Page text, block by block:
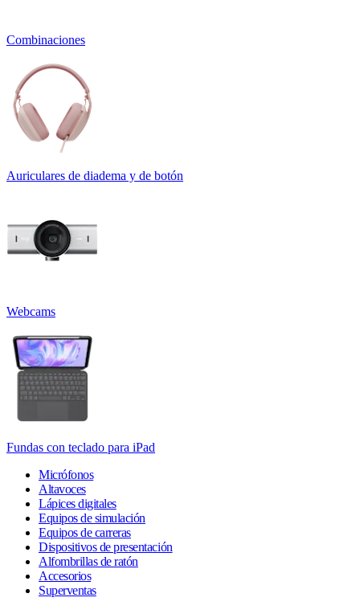
Combinaciones
Auriculares de diadema y de botón
Webcams
Fundas con teclado para iPad
Micrófonos
Altavoces
Lápices digitales
Equipos de simulación
Equipos de carreras
Dispositivos de presentación
Alfombrillas de ratón
Accesorios
Superventas